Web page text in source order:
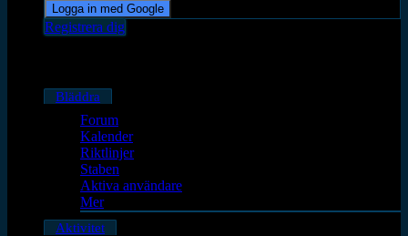
Logga in med Google
Registrera dig
Bläddra
Forum
Kalender
Riktlinjer
Staben
Aktiva användare
Mer
Aktivitet